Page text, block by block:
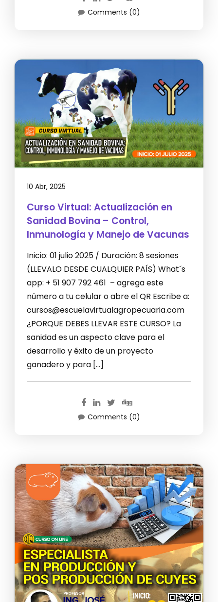
Comments (0)
10 Abr, 2025
Curso Virtual: Actualización en
Sanidad Bovina – Control,
Inmunología y Manejo de Vacunas
Inicio: 01 julio 2025 / Duración: 8 sesiones
(LLEVALO DESDE CUALQUIER PAÍS) What´s
app: + 51 907 792 461 – agrega este
número a tu celular o abre el QR Escribe a:
cursos@escuelavirtualagropecuaria.com
¿PORQUE DEBES LLEVAR ESTE CURSO? La
sanidad es un aspecto clave para el
desarrollo y éxito de un proyecto
ganadero y para […]
Comments (0)